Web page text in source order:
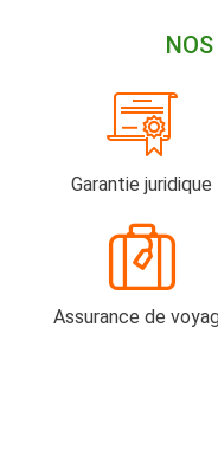
Garantie juridique
Assurance de